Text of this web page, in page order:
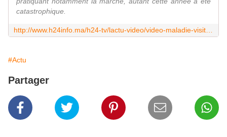
catastrophique.
#Actu
Partager